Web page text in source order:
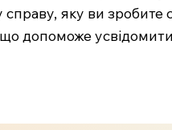
яку ви зробите
допоможе усвідомити